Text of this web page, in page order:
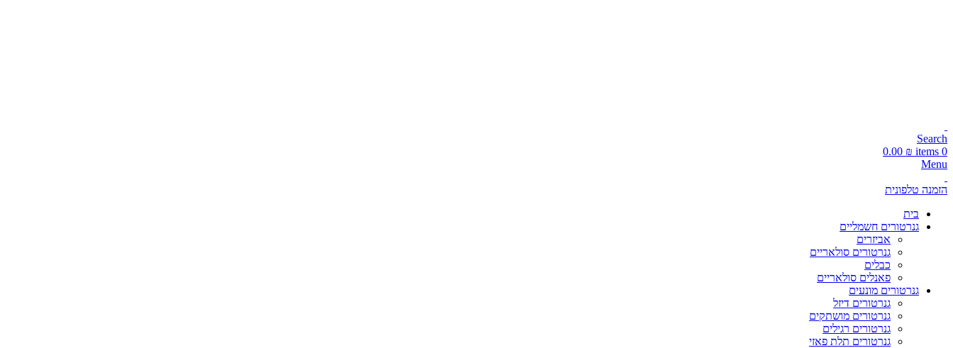
Search
0
items
0.00 ₪
Menu
הזמנה טלפונית
בית
גנרטורים חשמליים
אביזרים
גנרטורים סולאריים
כבלים
פאנלים סולאריים
גנרטורים מונעים
גנרטורים דיזל
גנרטורים מושתקים
גנרטורים רגילים
גנרטורים תלת פאזי